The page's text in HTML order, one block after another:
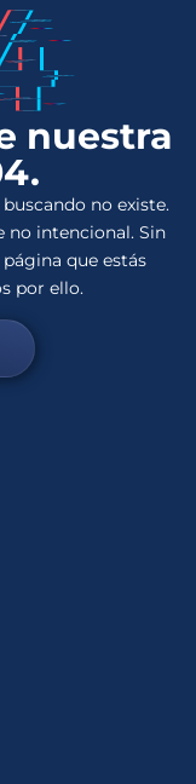
nuestra
no existe.
no intencional. Sin
que estás
por ello.